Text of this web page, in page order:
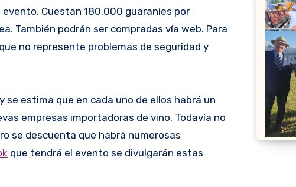
Cuestan 180.000 guaraníes por
También podrán ser compradas vía web. Para
no represente problemas de seguridad y
estima que en cada uno de ellos habrá un
empresas importadoras de vino. Todavía no
se descuenta que habrá numerosas
que tendrá el evento se divulgarán estas